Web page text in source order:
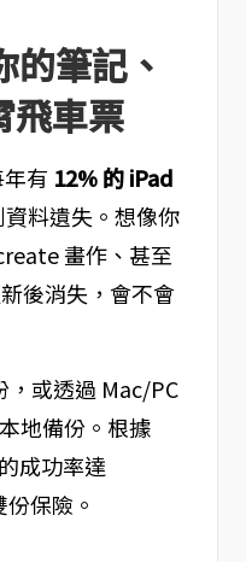
的筆記、
飛車票
有 12% 的 iPad
料遺失。想像你
畫作、甚至
後消失，會不會
，或透過 Mac/PC
地備份。根據
成功率達
保險。